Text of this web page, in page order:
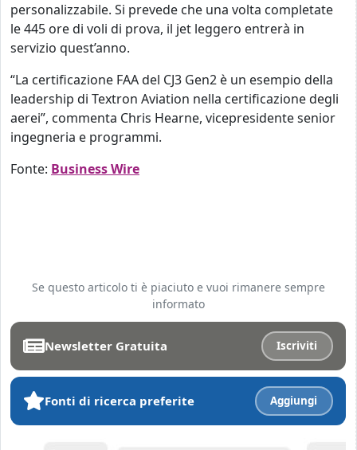
personalizzabile. Si prevede che una volta completate
le 445 ore di voli di prova, il jet leggero entrerà in
servizio quest’anno.
“La certificazione FAA del CJ3 Gen2 è un esempio della
leadership di Textron Aviation nella certificazione degli
aerei”, commenta Chris Hearne, vicepresidente senior
ingegneria e programmi.
Fonte: Business Wire
Se questo articolo ti è piaciuto e vuoi rimanere sempre
informato
Newsletter Gratuita Iscriviti
Fonti di ricerca preferite Aggiungi